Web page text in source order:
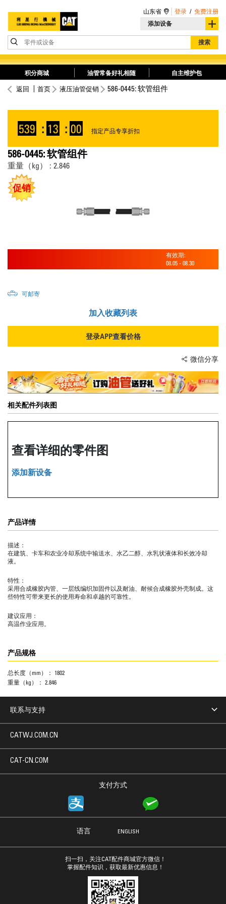
添加设备
零件或设备 搜索
山东省 登录 / 免费注册
积分商城 油管常备好礼相随 自主维护包
返回 首页 液压油管促销 586-0445: 软管组件
539 : 13 : 00 指定产品专享折扣
586-0445: 软管组件
重量（kg） : 2.846
促销
有效期:
08.05 - 08.30
可邮寄
加入收藏列表
登录APP查看价格
微信分享
相关配件列表图
查看详细的零件图
添加新设备
产品详情
描述：
在建筑、卡车和农业冷却系统中输送水、水乙二醇、水乳状液体和长效冷却
液。
特性：
采用合成橡胶内管、一层线编织加固件以及耐油、耐候合成橡胶外壳制成。这
些特性可带来更长的使用寿命和卓越的可靠性。
建议应用：
高温作业应用。
产品规格
总长度（mm）： 1802
重量（kg）： 2.846
联系与支持
支付方式
CATWJ.COM.CN
CAT-CN.COM
语言 ENGLISH
扫一扫，关注CAT配件商城官方微信！
掌握配件知识，获取最新优惠信息！